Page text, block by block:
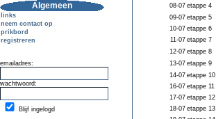
Algemeen
links
neem contact op
prikbord
registreren
emailadres:
wachtwoord:
Blijf ingelogd
08-07 etappe 4
09-07 etappe 5
10-07 etappe 6
11-07 etappe 7
12-07 etappe 8
13-07 etappe 9
14-07 etappe 10
16-07 etappe 11
17-07 etappe 12
18-07 etappe 13